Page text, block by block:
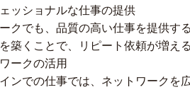
ッショナルな仕事の提供
クでも、品質の高い仕事を提供す
築くことで、リピート依頼が増え
ークの活用
ンでの仕事では、ネットワークを